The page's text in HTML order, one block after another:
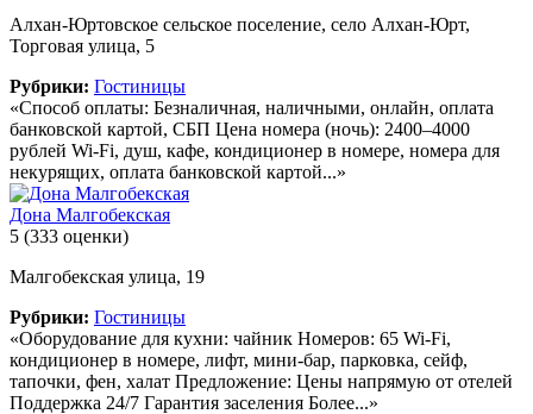
Алхан-Юртовское сельское поселение, село Алхан-Юрт,
Торговая улица, 5
Рубрики: Гостиницы
«Способ оплаты: Безналичная, наличными, онлайн, оплата
банковской картой, СБП Цена номера (ночь): 2400–4000
рублей Wi-Fi, душ, кафе, кондиционер в номере, номера для
некурящих, оплата банковской картой...»
Дона Малгобекская
5 (333 оценки)
Малгобекская улица, 19
Рубрики: Гостиницы
«Оборудование для кухни: чайник Номеров: 65 Wi-Fi,
кондиционер в номере, лифт, мини-бар, парковка, сейф,
тапочки, фен, халат Предложение: Цены напрямую от отелей
Поддержка 24/7 Гарантия заселения Более...»